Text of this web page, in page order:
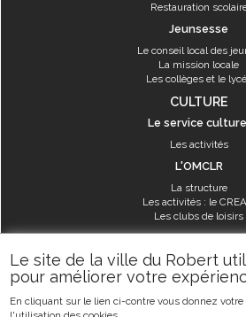
Le site de la ville du Robert
pour améliorer votre
En cliquant sur le lien ci-contre vous donnez
Restauration
Jeunsesse
Le conseil local des
La mission locale
Les collèges et le
CULTURE
Le service
Les activités
L'OMCLR
La structure
Les activités : le
Les clubs de loisirs
SPORT
Les équipements
Les aménagements
Les activités